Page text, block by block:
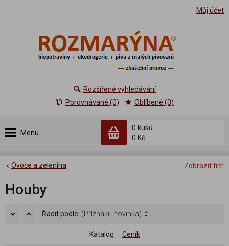
Můj účet
Menu
0 kusů
0 Kč
Rozšířené vyhledávání
Porovnávané (0)
Oblíbené (0)
Zobrazit filtr
Ovoce a zelenina
Houby
Řadit podle: (Příznaku novinka)
Katalog Ceník